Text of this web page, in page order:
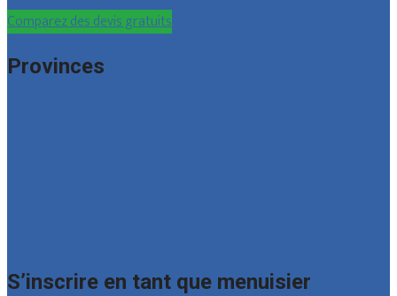
Comparez des devis gratuits
Provinces
S’inscrire en tant que menuisier